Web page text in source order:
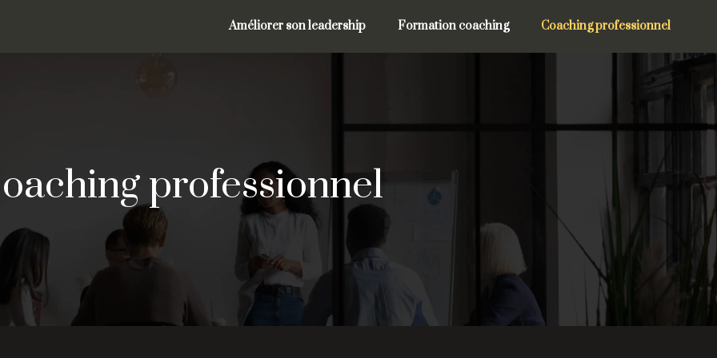
Améliorer son leadership Formation coaching Coaching professionnel
professionnel